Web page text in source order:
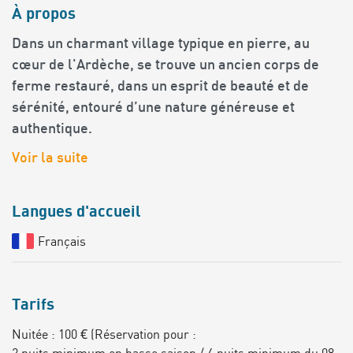
À propos
Dans un charmant village typique en pierre, au
cœur de l'Ardèche, se trouve un ancien corps de
ferme restauré, dans un esprit de beauté et de
sérénité, entouré d’une nature généreuse et
authentique.
Voir la suite
Langues d'accueil
Français
Tarifs
Nuitée : 100 € (Réservation pour :